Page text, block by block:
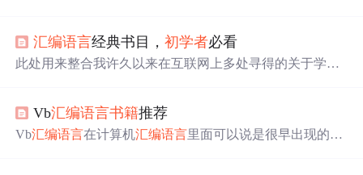
机器语言指令很难记，程序员用机器语言只在计算机诞生
的早期出现过。汇编语言用一些助记符来代替机器语言指
行编程。 汇编
汇编语言经典书目，初学者必看
此处用来整合我许久以来在互联网上多处寻得的关于学习
6位入门经典书籍&nbsp;王爽
的经典（给朋友的建议：如果你真的想学汇编，这本书就
Vb汇编语言书籍推荐
Vb汇编语言在计算机汇编语言里面可以说是很早出现的，